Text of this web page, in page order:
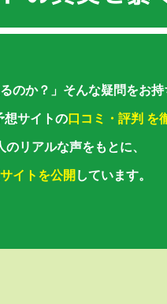
のか？」 そんな疑問をお持
想サイトの口コミ・評判 を
リアルな声をもとに、
イトを公開しています。